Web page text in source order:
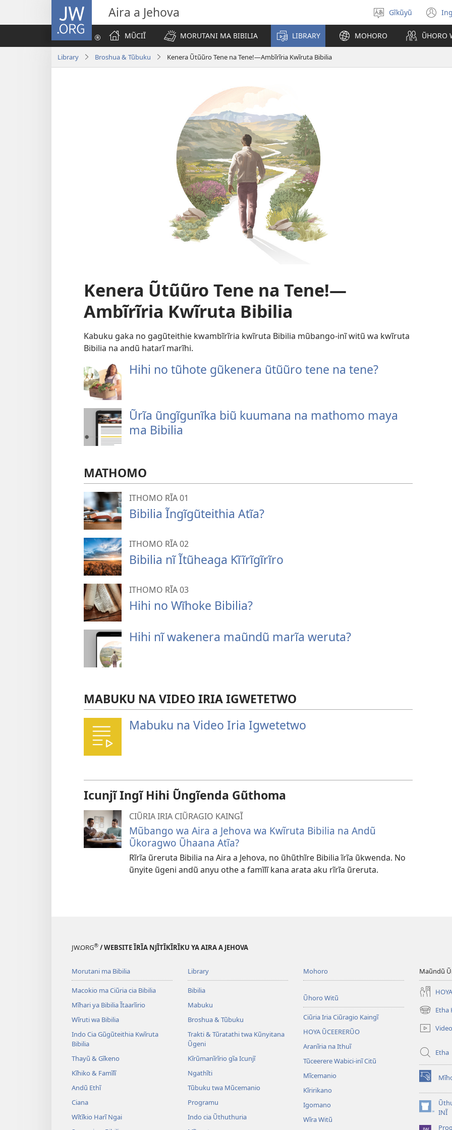
JW.ORG Aira a Jehova
Thuura
rũthiomi
Gĩkũyũ
MŨCIĨ
MORUTANI MA BIBILIA LIBRARY MOHORO ŨHORO
Library Broshua & Tũbuku Kenera Ũtũũro Tene na Tene!—Ambĩrĩria Kwĩruta Bibilia
Kenera Ũtũũro Tene na Tene!—
Ambĩrĩria Kwĩruta Bibilia
Kabuku gaka no gagũteithie kwambĩrĩria kwĩruta Bibilia mũbango-inĩ witũ wa kwĩruta
Bibilia na andũ hatarĩ marĩhi.
Hihi no tũhote gũkenera ũtũũro tene na tene?
Ũrĩa ũngĩgunĩka biũ kuumana na mathomo maya
ma Bibilia
MATHOMO
ITHOMO RĨA 01
Bibilia Ĩngĩgũteithia Atĩa?
ITHOMO RĨA 02
Bibilia nĩ Ĩtũheaga Kĩĩrĩgĩrĩro
ITHOMO RĨA 03
Hihi no Wĩhoke Bibilia?
Hihi nĩ wakenera maũndũ marĩa weruta?
MABUKU NA VIDEO IRIA IGWETETWO
Mabuku na Video Iria Igwetetwo
Icunjĩ Ingĩ Hihi Ũngĩenda Gũthoma
CIŨRIA IRIA CIŨRAGIO KAINGĨ
Mũbango wa Aira a Jehova wa Kwĩruta Bibilia na Andũ
Ũkoragwo Ũhaana Atĩa?
Rĩrĩa ũreruta Bibilia na Aira a Jehova, no ũhũthĩre Bibilia ĩrĩa ũkwenda. No
ũnyite ũgeni andũ anyu othe a famĩlĩ kana arata aku rĩrĩa ũreruta.
JW.ORG® / WEBSITE ĨRĨA NJĨTĨKĨRĨKU YA AIRA A JEHOVA
Morutani ma Bibilia
Macokio ma Ciũria cia Bibilia
Mĩhari ya Bibilia Ĩtaarĩirio
Wĩruti wa Bibilia
Indo Cia Gũgũteithia Kwĩruta
Bibilia
Thayũ & Gĩkeno
Kĩhiko & Famĩlĩ
Andũ Ethĩ
Ciana
Wĩtĩkio Harĩ Ngai
Library
Bibilia
Mabuku
Broshua & Tũbuku
Trakti & Tũratathi twa Kũnyitana
Ũgeni
Kĩrũmanĩrĩrio gĩa Icunjĩ
Ngathĩti
Tũbuku twa Mũcemanio
Programu
Indo cia Ũthuthuria
Mohoro
Ũhoro Witũ
Ciũria Iria Ciũragio Kaingĩ
HOYA ŨCEERERŨO
Aranĩria na Ithuĩ
Tũceerere Wabici-inĩ Citũ
Mĩcemanio
Kĩririkano
Igomano
Wĩra Witũ
Maũndũ
Etha
(opens
new
window)
Video
Etha
(opens
new
window)
INĨ
(opens